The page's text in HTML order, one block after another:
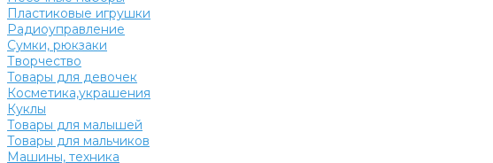
Пластиковые игрушки
Радиоуправление
Сумки, рюкзаки
Творчество
Товары для девочек
Косметика,украшения
Куклы
Товары для малышей
Товары для мальчиков
Машины, техника